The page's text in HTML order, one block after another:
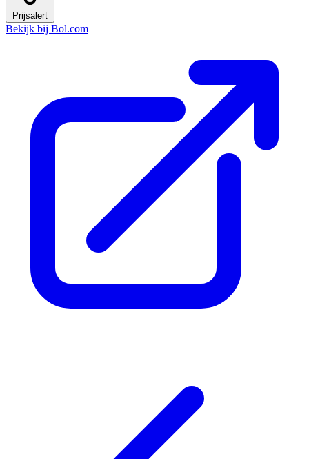
Prijsalert
Bekijk bij Bol.com